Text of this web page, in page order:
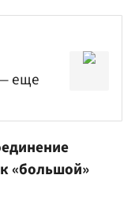
еще
«большой»